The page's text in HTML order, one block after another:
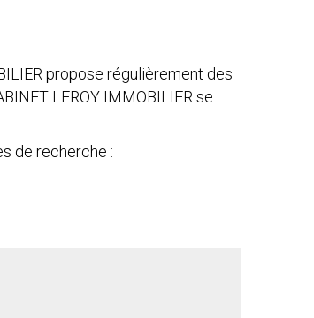
propose régulièrement des
LEROY IMMOBILIER se
de recherche :